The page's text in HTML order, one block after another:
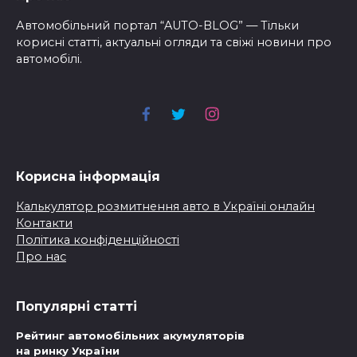
Автомобільний портал “AUTO-BLOG” — Тільки
корисні статті, актуальні огляди та свіжі новини про
автомобілі.
Корисна інформація
Калькулятор розмитнення авто в Україні онлайн
Контакти
Політика конфіденційності
Про нас
Популярні статті
Рейтинг автомобільних акумуляторів
на ринку України